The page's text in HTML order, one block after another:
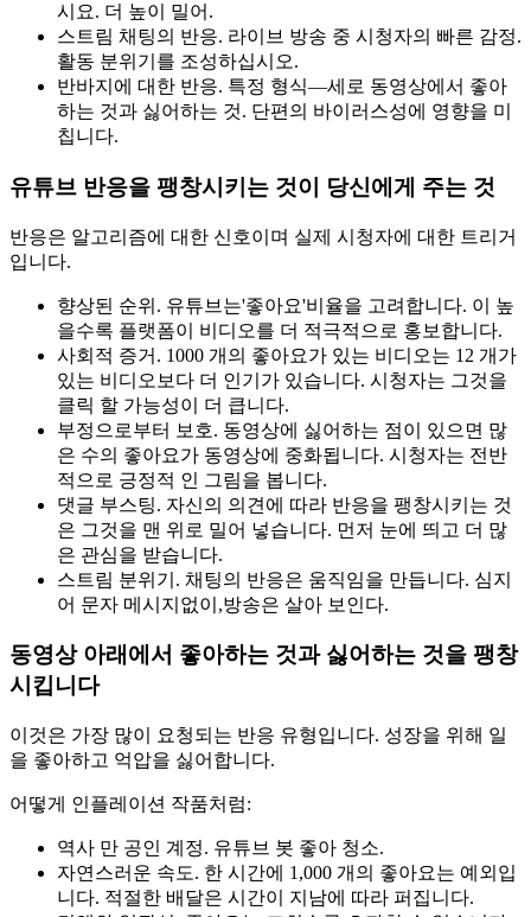
시요. 더 높이 밀어.
스트림 채팅의 반응. 라이브 방송 중 시청자의 빠른 감정.
활동 분위기를 조성하십시오.
반바지에 대한 반응. 특정 형식—세로 동영상에서 좋아
하는 것과 싫어하는 것. 단편의 바이러스성에 영향을 미
칩니다.
유튜브 반응을 팽창시키는 것이 당신에게 주는 것
반응은 알고리즘에 대한 신호이며 실제 시청자에 대한 트리거
입니다.
향상된 순위. 유튜브는'좋아요'비율을 고려합니다. 이 높
을수록 플랫폼이 비디오를 더 적극적으로 홍보합니다.
사회적 증거. 1000 개의 좋아요가 있는 비디오는 12 개가
있는 비디오보다 더 인기가 있습니다. 시청자는 그것을
클릭 할 가능성이 더 큽니다.
부정으로부터 보호. 동영상에 싫어하는 점이 있으면 많
은 수의 좋아요가 동영상에 중화됩니다. 시청자는 전반
적으로 긍정적 인 그림을 봅니다.
댓글 부스팅. 자신의 의견에 따라 반응을 팽창시키는 것
은 그것을 맨 위로 밀어 넣습니다. 먼저 눈에 띄고 더 많
은 관심을 받습니다.
스트림 분위기. 채팅의 반응은 움직임을 만듭니다. 심지
어 문자 메시지없이,방송은 살아 보인다.
동영상 아래에서 좋아하는 것과 싫어하는 것을 팽창
시킵니다
이것은 가장 많이 요청되는 반응 유형입니다. 성장을 위해 일
을 좋아하고 억압을 싫어합니다.
어떻게 인플레이션 작품처럼:
역사 만 공인 계정. 유튜브 봇 좋아 청소.
자연스러운 속도. 한 시간에 1,000 개의 좋아요는 예외입
니다. 적절한 배달은 시간이 지남에 따라 퍼집니다.